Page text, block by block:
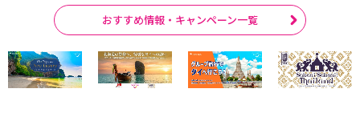
おすすめ情報・キャンペーン一覧